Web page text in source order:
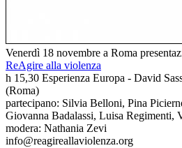
Venerdì 18 novembre a Roma
ReAgire alla violenza
h 15,30 Esperienza Europa - David
(Roma)
partecipano: Silvia Belloni, Pina
Giovanna Badalassi, Luisa Regimenti,
modera: Nathania Zevi
info@reagireallaviolenza.org